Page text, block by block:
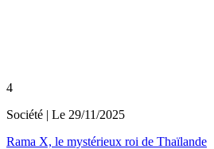
4
Société | Le 29/11/2025
Rama X, le mystérieux roi de Thaïlande